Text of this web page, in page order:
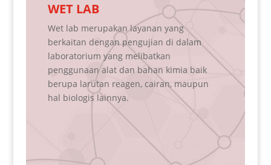
DRY LAB
Dry lab merupakan layanan yang meliputi
analisis hasil dari proses pengujian di
dalam laboratorium ( wet lab ) yang
melibatkan komputasi, bioinformatik, dan
formulasi kualitatif maupun kuantitatif.